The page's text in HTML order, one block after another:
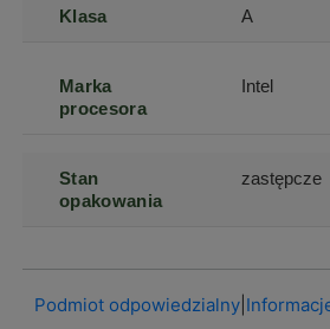
Klasa A
Marka
procesora
Intel
Stan
opakowania
zastępcze
Podmiot odpowiedzialny|